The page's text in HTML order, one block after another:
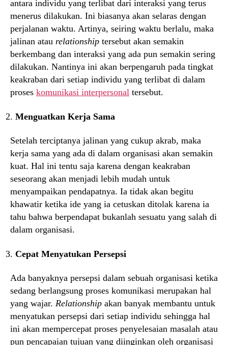
antara individu yang terlibat dari interaksi yang terus
menerus dilakukan. Ini biasanya akan selaras dengan
perjalanan waktu. Artinya, seiring waktu berlalu, maka
jalinan atau relationship tersebut akan semakin
berkembang dan interaksi yang ada pun semakin sering
dilakukan. Nantinya ini akan berpengaruh pada tingkat
keakraban dari setiap individu yang terlibat di dalam
proses komunikasi interpersonal tersebut.
Menguatkan Kerja Sama
Setelah terciptanya jalinan yang cukup akrab, maka
kerja sama yang ada di dalam organisasi akan semakin
kuat. Hal ini tentu saja karena dengan keakraban
seseorang akan menjadi lebih mudah untuk
menyampaikan pendapatnya. Ia tidak akan begitu
khawatir ketika ide yang ia cetuskan ditolak karena ia
tahu bahwa berpendapat bukanlah sesuatu yang salah di
dalam organisasi.
Cepat Menyatukan Persepsi
Ada banyaknya persepsi dalam sebuah organisasi ketika
sedang berlangsung proses komunikasi merupakan hal
yang wajar. Relationship akan banyak membantu untuk
menyatukan persepsi dari setiap individu sehingga hal
ini akan mempercepat proses penyelesaian masalah atau
pun pencapaian tujuan yang diinginkan oleh organisasi